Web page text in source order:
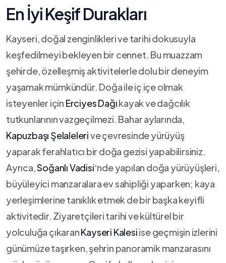
En​ İyi Keşif Durakları
Kayseri, doğal zenginlikleri ve tarihi dokusuyla
keşfedilmeyi bekleyen bir cennet. ​Bu muazzam
şehirde, özelleşmiş‍ aktivitelerle dolu bir deneyim
yaşamak mümkündür. Doğa ⁤ile iç‌ içe olmak
isteyenler için Erciyes Dağıkayak ve ‌dağcılık
tutkunlarının vazgeçilmezi. Bahar⁣ aylarında,‌
Kapuzbaşı Şelalelerive çevresinde yürüyüş
yaparak ferahlatıcı ⁢bir doğa gezisi yapabilirsiniz.
Ayrıca,Soğanlı Vadisi‘nde‍ yapılan doğa yürüyüşleri,
büyüleyici manzaralara ev sahipliği yaparken; kaya
yerleşimlerine tanıklık etmek​ de bir başka keyifli
aktivitedir. Ziyaretçileri⁤ tarihi ve⁤ kültürel ​bir
yolculuğa çıkaranKayseri Kalesiise geçmişin ⁤izlerini
günümüze taşırken,⁢ şehrin ​panoramik manzarasını